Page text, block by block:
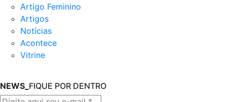
Artigo Feminino
Artigos
Notícias
Acontece
Vitrine
NEWS_ FIQUE POR DENTRO